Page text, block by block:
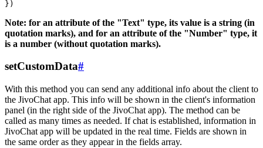
Note: for an attribute of the "Text" type, its value is a string (in
quotation marks), and for an attribute of the "Number" type, it
is a number (without quotation marks).
setCustomData#
With this method you can send any additional info about the client to
the JivoChat app. This info will be shown in the client's information
panel (in the right side of the JivoChat app). The method can be
called as many times as needed. If chat is established, information in
JivoChat app will be updated in the real time. Fields are shown in
the same order as they appear in the fields array.